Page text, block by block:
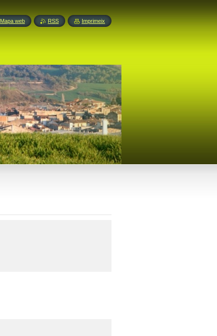
Mapa web RSS Imprimeix